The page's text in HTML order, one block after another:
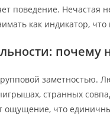
поведение. Нечастая
как индикатор,
почему
заметностью.
странных
что